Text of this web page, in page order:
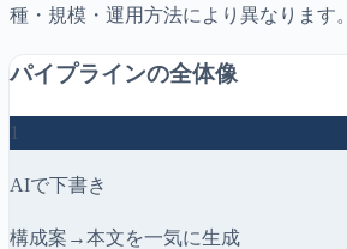
種・規模・運用方法により異なります。
パイプラインの全体像
1
AIで下書き
構成案→本文を一気に生成